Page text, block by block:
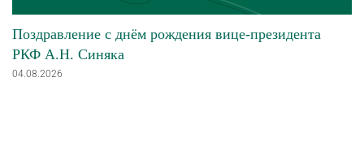
Поздравление с днём рождения вице-президента
РКФ А.Н. Синяка
04.08.2026